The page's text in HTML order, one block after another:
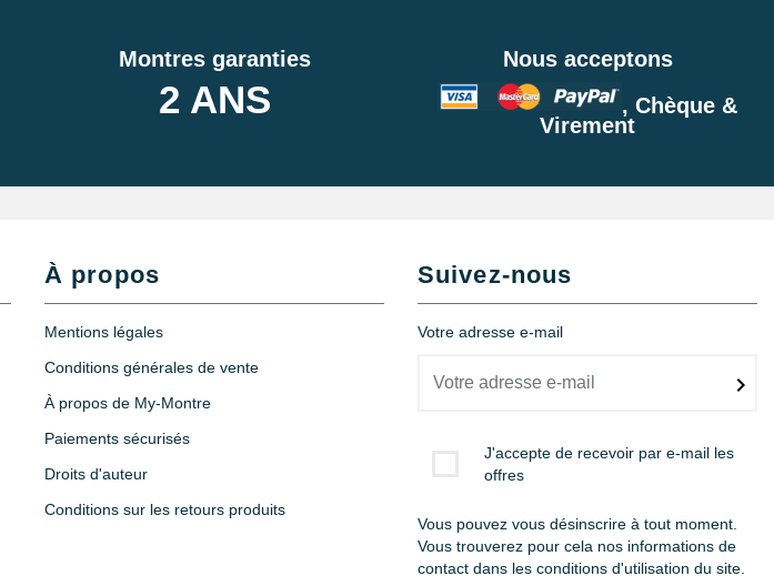
Montres garanties
2 ANS
Nous acceptons
, Chèque &
Virement
À propos
Mentions légales
Conditions générales de vente
À propos de My-Montre
Paiements sécurisés
Droits d'auteur
Conditions sur les retours produits
Suivez-nous
Votre adresse e-mail
J'accepte de recevoir par e-mail les
offres
Vous pouvez vous désinscrire à tout moment.
Vous trouverez pour cela nos informations de
contact dans les conditions d'utilisation du site.